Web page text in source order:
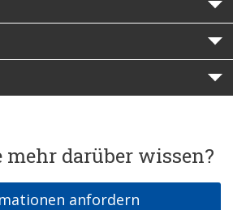
mehr darüber wissen?
anfordern